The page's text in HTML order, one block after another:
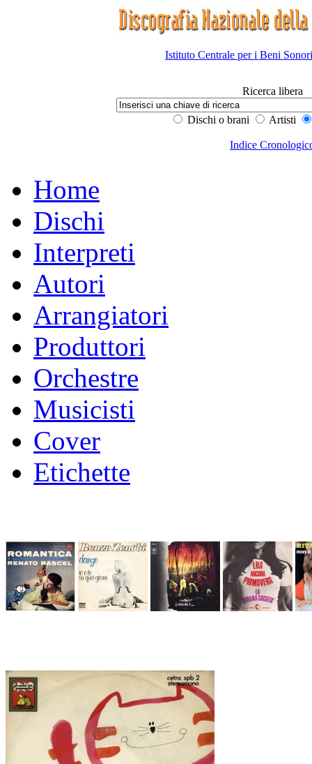
Istituto Centrale per i Beni
Ricerca libera
Dischi o brani Artisti
Indice
Home
Dischi
Interpreti
Autori
Arrangiatori
Produttori
Orchestre
Musicisti
Cover
Etichette